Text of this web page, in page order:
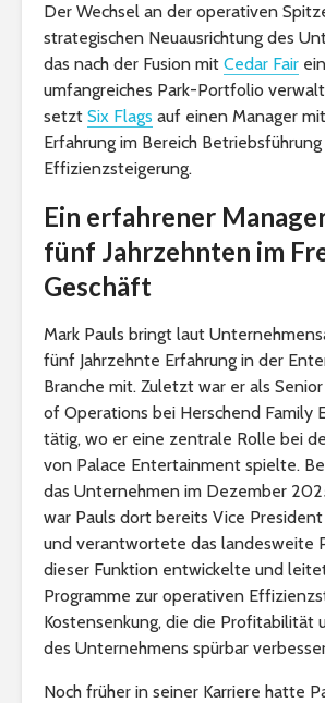
Der Wechsel an der operativen
strategischen Neuausrichtung des
das nach der Fusion mit Cedar Fair
umfangreiches Park-Portfolio
setzt Six Flags auf einen Manager
Erfahrung im Bereich
Effizienzsteigerung.
Ein erfahrener
fünf Jahrzehnten im
Geschäft
Mark Pauls bringt laut
fünf Jahrzehnte Erfahrung in der
Branche mit. Zuletzt war er als
of Operations bei Herschend Family
tätig, wo er eine zentrale Rolle bei
von Palace Entertainment spielte.
das Unternehmen im Dezember
war Pauls dort bereits Vice
und verantwortete das landesweite
dieser Funktion entwickelte und
Programme zur operativen
Kostensenkung, die die Profitabilität
des Unternehmens spürbar
Noch früher in seiner Karriere hatte